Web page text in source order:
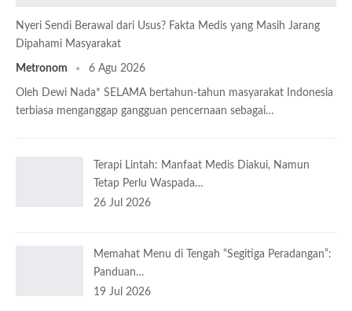
Nyeri Sendi Berawal dari Usus? Fakta Medis yang Masih Jarang
Dipahami Masyarakat
Metronom 6 Agu 2026
Oleh Dewi Nada* SELAMA bertahun-tahun masyarakat Indonesia
terbiasa menganggap gangguan pencernaan sebagai…
Terapi Lintah: Manfaat Medis Diakui, Namun
Tetap Perlu Waspada…
26 Jul 2026
Memahat Menu di Tengah “Segitiga Peradangan”:
Panduan…
19 Jul 2026